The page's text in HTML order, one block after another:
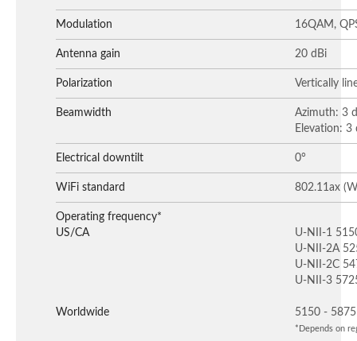
Modulation 16QAM,
Antenna gain 20 dBi
Polarization Vertically
Beamwidth
Azimuth: 3
Elevation: 3
Electrical downtilt 0°
WiFi standard 802.11ax
Operating frequency*
US/CA
Worldwide
U-NII-1
U-NII-2A
U-NII-2C
U-NII-3
5150 -
*Depends on